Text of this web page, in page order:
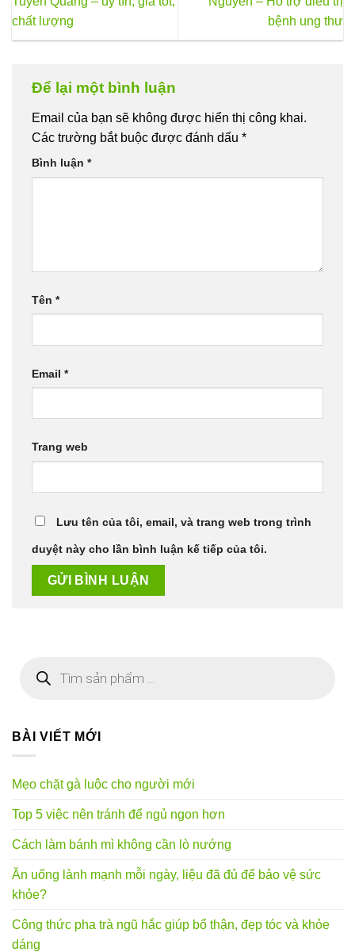
trang
phẩm
chất lượng
bệnh ung thư
Để lại một bình luận
Email của bạn sẽ không được hiển thị công khai.
Các trường bắt buộc được đánh dấu *
Bình luận *
Tên *
Email *
Trang web
Lưu tên của tôi, email, và trang web trong trình
duyệt này cho lần bình luận kế tiếp của tôi.
kiếm
BÀI VIẾT MỚI
Mẹo chặt gà luộc cho người mới
Top 5 việc nên tránh để ngủ ngon hơn
Cách làm bánh mì không cần lò nướng
Ăn uống lành mạnh mỗi ngày, liệu đã đủ để bảo vệ sức
khỏe?
Công thức pha trà ngũ hắc giúp bổ thận, đẹp tóc và khỏe
dáng